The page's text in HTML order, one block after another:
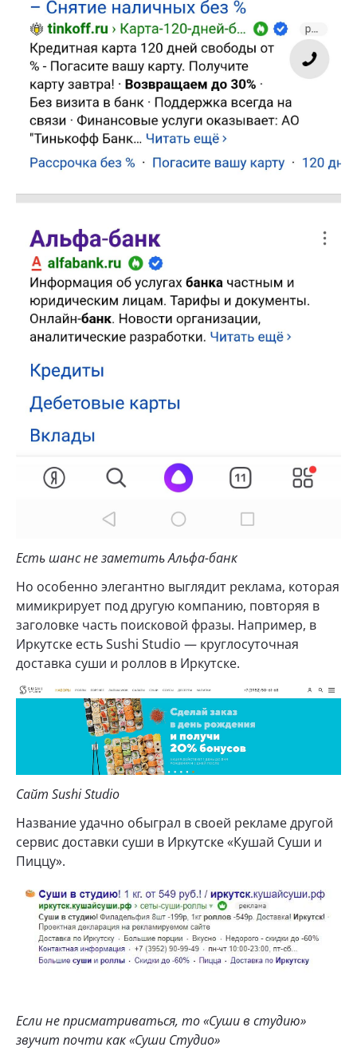
Есть шанс не заметить Альфа-банк
Но особенно элегантно выглядит реклама, которая
мимикрирует под другую компанию, повторяя в
заголовке часть поисковой фразы. Например, в
Иркутске есть Sushi Studio — круглосуточная
доставка суши и роллов в Иркутске.
Сайт Sushi Studio
Название удачно обыграл в своей рекламе другой
сервис доставки суши в Иркутске «Кушай Суши и
Пиццу».
Если не присматриваться, то «Суши в студию»
звучит почти как «Суши Студио»